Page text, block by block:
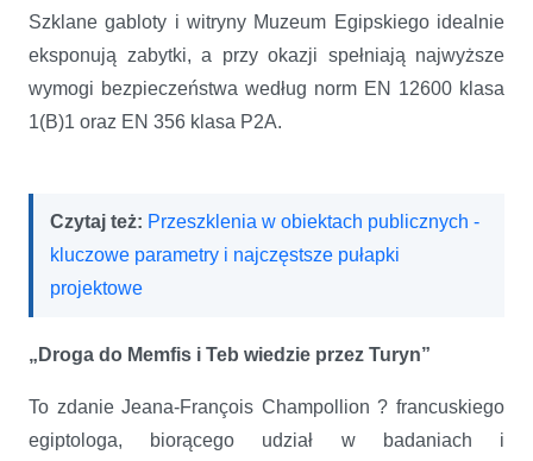
Szklane gabloty i witryny Muzeum Egipskiego idealnie
eksponują zabytki, a przy okazji spełniają najwyższe
wymogi bezpieczeństwa według norm EN 12600 klasa
1(B)1 oraz EN 356 klasa P2A.
Czytaj też: Przeszklenia w obiektach publicznych -
kluczowe parametry i najczęstsze pułapki
projektowe
„Droga do Memfis i Teb wiedzie przez Turyn”
To zdanie Jeana-François Champollion ? francuskiego
egiptologa, biorącego udział w badaniach i